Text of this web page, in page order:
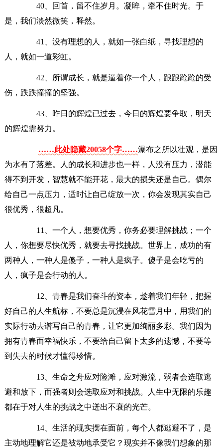
40、回首，留不住岁月。凝眸，牵不住时光。于
是，我们淡然微笑，释然。
41、没有理想的人，就如一张白纸，寻找理想的
人，就如一道彩虹。
42、所谓成长，就是逼着你一个人，踉踉跄跄的受
伤，跌跌撞撞的坚强。
43、昨日的辉煌已过去，今日的辉煌要争取，明天
的辉煌需努力。
……此处隐藏20058个字……瀑布之所以壮观，是因
为水有了落差。人的成长和进步也一样，人没有压力，潜能
得不到开发，智慧就不能开花，最大的损失还是自己。偶尔
给自己一点压力，适时让自己绽放一次，你会发现其实自己
很优秀，很超凡。
11、一个人，想要优秀，你务必要理解挑战；一个
人，你想要尽快优秀，就要去寻找挑战。世界上，成功的有
两种人，一种人是傻子，一种人是疯子。傻子是会吃亏的
人，疯子是会行动的人。
12、青春是我们奋斗的资本，趁着我们年轻，把握
好自己的人生航标，不要总是沉浸在风花雪月中，用我们的
实际行动去谱写自己的青春，让它更加绚丽多彩。我们因为
拥有青春而幸福快乐，不要给自己留下太多的遗憾，不要等
到失去的时候才懂得珍惜。
13、生命之舟应对险滩，应对激流，弱者会选取逃
避和放下，而强者则会选取应对和挑战。人生中无限的乐趣
都在于对人生的挑战之中迸出不衰的光芒。
14、生活的现实摆在面前，每个人都逃避不了，是
主动地理解它还是被动地承受它？现实并不像我们想象的那